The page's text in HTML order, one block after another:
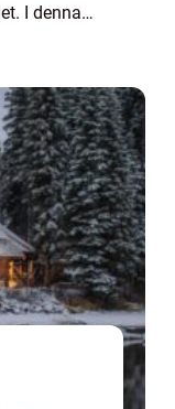
I denna